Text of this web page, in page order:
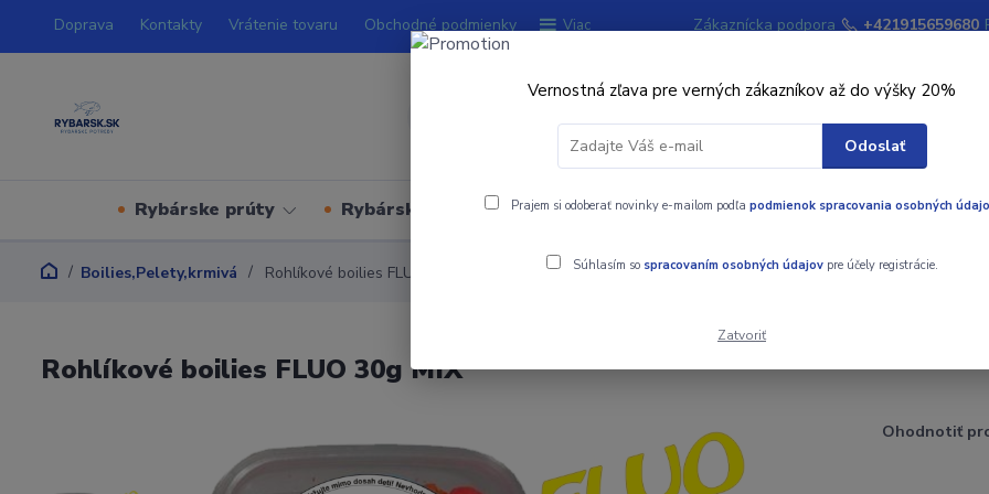
Doprava Kontakty Vrátenie tovaru Obchodné podmienky Viac Zákaznícka podpora +421915659680
Rybárske prúty Rybárske navijáky Signalizátory záberu Kempingový
Boilies,Pelety,krmivá Rohlíkové boilies FLUO 30g MIX
Rohlíkové boilies FLUO 30g MIX
Ohodnotiť
Vernostná zľava pre verných zákazníkov až do výšky 20%
Odoslať
Prajem si odoberať novinky e-mailom podľa podmienok spracovania osobných
Súhlasím so spracovaním osobných údajovpre účely registrácie.
Zatvoriť